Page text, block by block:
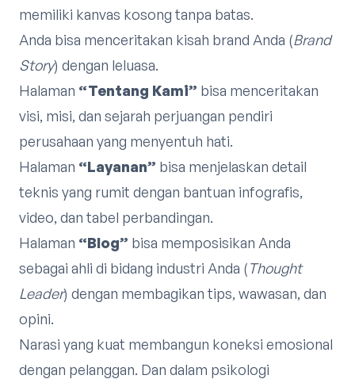
memiliki kanvas kosong tanpa batas.
Anda bisa menceritakan kisah brand Anda (Brand
Story) dengan leluasa.
Halaman “Tentang Kami” bisa menceritakan
visi, misi, dan sejarah perjuangan pendiri
perusahaan yang menyentuh hati.
Halaman “Layanan” bisa menjelaskan detail
teknis yang rumit dengan bantuan infografis,
video, dan tabel perbandingan.
Halaman “Blog” bisa memposisikan Anda
sebagai ahli di bidang industri Anda (Thought
Leader) dengan membagikan tips, wawasan, dan
opini.
Narasi yang kuat membangun koneksi emosional
dengan pelanggan. Dan dalam psikologi